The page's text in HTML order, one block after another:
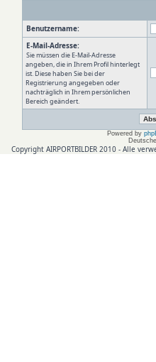
Benutzername:
E-Mail-Adresse:
Sie müssen die E-Mail-Adresse
angeben, die in Ihrem Profil hinterlegt
ist. Diese haben Sie bei der
Registrierung angegeben oder
nachträglich in Ihrem persönlichen
Bereich geändert.
Powered by
Copyright AIRPORTBILDER 2010 - Alle